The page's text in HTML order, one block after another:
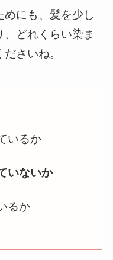
にも、髪を少し
どれくらい染ま
さいね。
いるか
いないか
るか